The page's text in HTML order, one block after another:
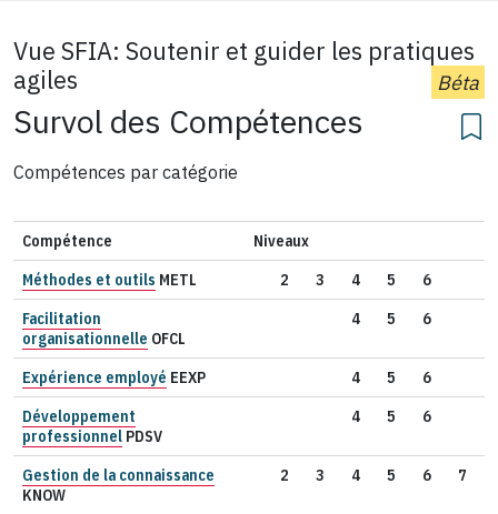
Vue SFIA: Soutenir et guider les pratiques
agiles
Béta
Survol des Compétences
Compétences par catégorie
Compétence
Niveaux
Méthodes et outils METL 2 3 4 5
6
Facilitation
organisationnelle OFCL
4 5 6
Expérience employé EEXP 4 5
6
Développement
professionnel PDSV
4 5 6
Gestion de la connaissance
KNOW
2 3 4 5 6 7